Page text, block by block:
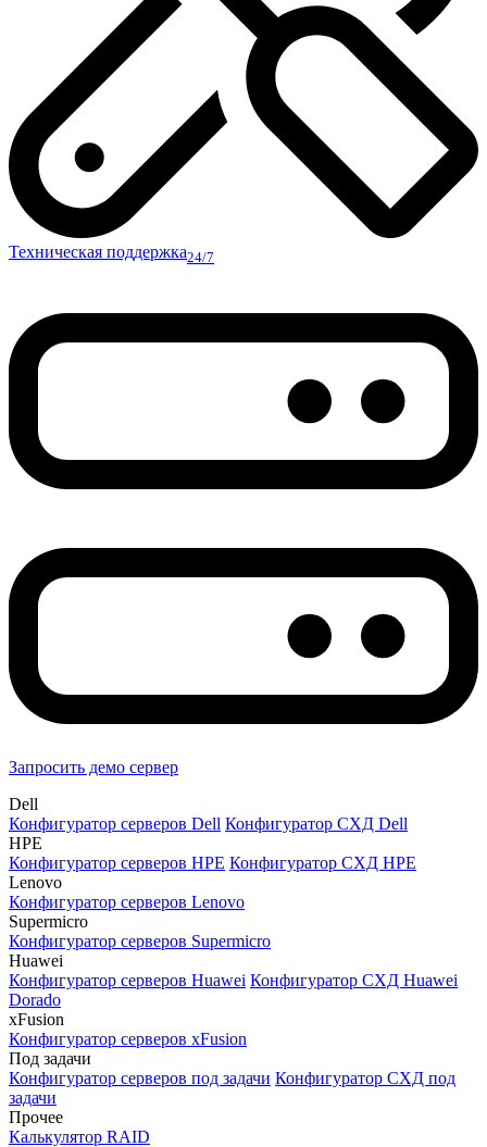
Техническая поддержка24/7
Запросить демо сервер
Dell
Конфигуратор серверов Dell Конфигуратор СХД Dell
HPE
Конфигуратор серверов HPE Конфигуратор СХД HPE
Lenovo
Конфигуратор серверов Lenovo
Supermicro
Конфигуратор серверов Supermicro
Huawei
Конфигуратор серверов Huawei Конфигуратор СХД Huawei
Dorado
xFusion
Конфигуратор серверов xFusion
Под задачи
Конфигуратор серверов под задачи Конфигуратор СХД под
задачи
Прочее
Калькулятор RAID